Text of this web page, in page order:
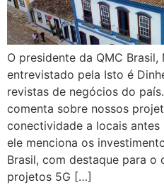
O presidente da QMC
entrevistado pela Isto é
revistas de negócios do
comenta sobre nossos
conectividade a locais antes
ele menciona os
Brasil, com destaque para o
projetos 5G […]